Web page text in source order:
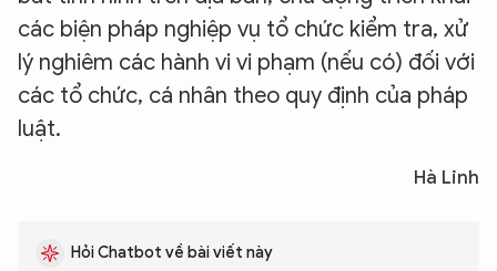
các biện pháp nghiệp vụ tổ chức kiểm tra, xử
lý nghiêm các hành vi vi phạm (nếu có) đối với
các tổ chức, cá nhân theo quy định của pháp
luật.
Hà Linh
Hỏi Chatbot về bài viết này